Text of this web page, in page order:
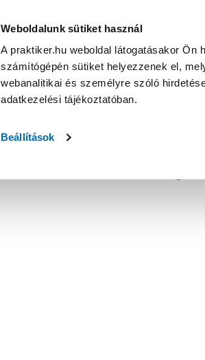
Weboldalunk sütiket használ
A praktiker.hu weboldal látogatásakor
számítógépén sütiket helyezzenek el,
webanalitikai és személyre szóló
adatkezelési tájékoztatóban.
Beállítások